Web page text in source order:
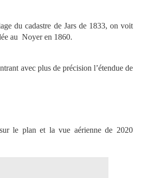
du cadastre de Jars de 1833, on voit
au Noyer en 1860.
avec plus de précision l’étendue de
le plan et la vue aérienne de 2020